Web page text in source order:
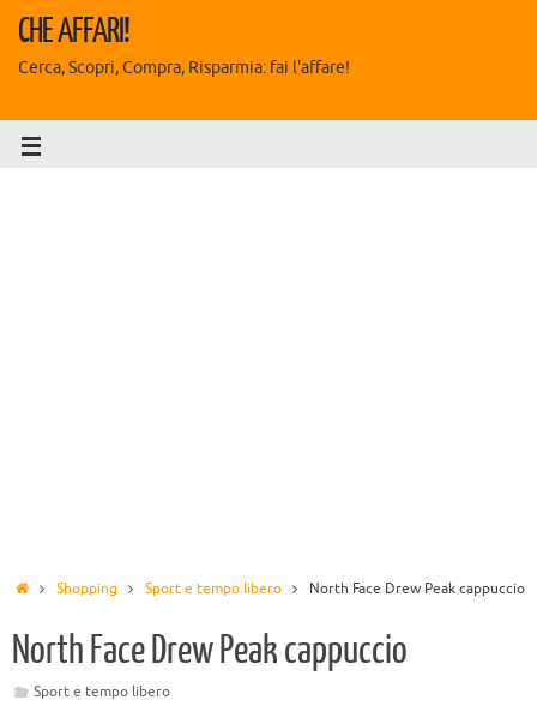
CHE AFFARI!
Cerca, Scopri, Compra, Risparmia: fai l'affare!
Shopping Sport e tempo libero North Face Drew Peak cappuccio
North Face Drew Peak cappuccio
Sport e tempo libero